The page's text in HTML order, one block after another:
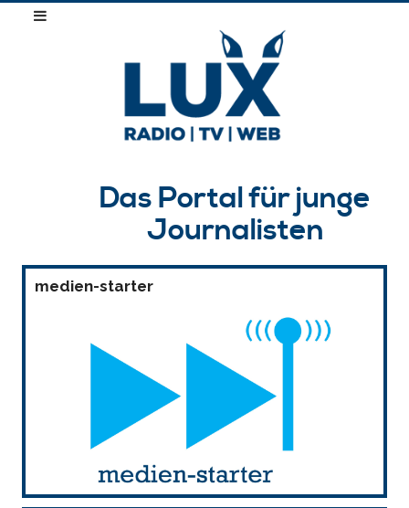
Das Portal für junge
Journalisten
medien-starter